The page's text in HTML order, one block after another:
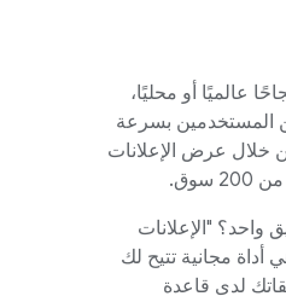
عالميًا أو محليًا،
المستخدمين بسرعة
خلال عرض الإعلانات
واحد؟ "الإعلانات
أداة مجانية تتيح لك
لدى قاعدة